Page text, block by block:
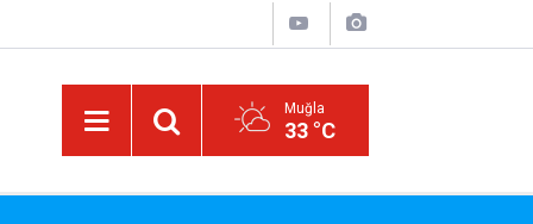
Muğla
33 °C